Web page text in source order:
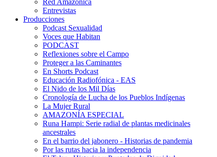
Red Amazónica
Entrevistas
Producciones
Podcast Sexualidad
Voces que Habitan
PODCAST
Reflexiones sobre el Campo
Proteger a las Caminantes
En Shorts Podcast
Educación Radiofónica - EAS
El Nido de los Mil Días
Cronología de Lucha de los Pueblos Indígenas
La Mujer Rural
AMAZONÍA ESPECIAL
Runa Hampi: Serie radial de plantas medicinales
ancestrales
En el barrio del jabonero - Historias de pandemia
Por las rutas hacia la independencia